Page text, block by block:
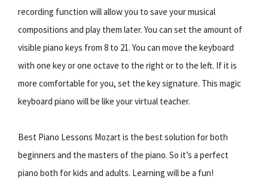
recording function will allow you to save your musical
compositions and play them later. You can set the amount of
visible piano keys from 8 to 21. You can move the keyboard
with one key or one octave to the right or to the left. If it is
more comfortable for you, set the key signature. This magic
keyboard piano will be like your virtual teacher.
Best Piano Lessons Mozart is the best solution for both
beginners and the masters of the piano. So it’s a perfect
piano both for kids and adults. Learning will be a fun!